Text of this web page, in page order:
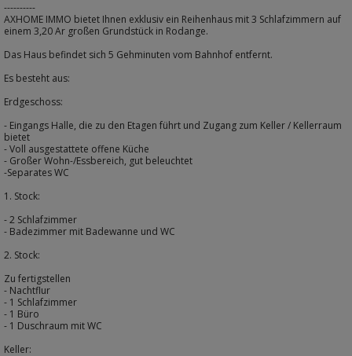
----------
AXHOME IMMO bietet Ihnen exklusiv ein Reihenhaus mit 3 Schlafzimmern auf
einem 3,20 Ar großen Grundstück in Rodange.
Das Haus befindet sich 5 Gehminuten vom Bahnhof entfernt.
Es besteht aus:
Erdgeschoss:
- Eingangs Halle, die zu den Etagen führt und Zugang zum Keller / Kellerraum
bietet
- Voll ausgestattete offene Küche
- Großer Wohn-/Essbereich, gut beleuchtet
-Separates WC
1. Stock:
- 2 Schlafzimmer
- Badezimmer mit Badewanne und WC
2. Stock:
Zu fertigstellen
- Nachtflur
- 1 Schlafzimmer
- 1 Büro
- 1 Duschraum mit WC
Keller: